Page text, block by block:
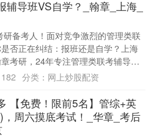
辅导班VS自学？_翰章_上海_
研备考人！面对竞争激烈的管理类联
否正在纠结：报班还是自学？上海
考研，24年专注管理类联考辅导，
你破局！ 考研报辅导班VS自学 ....
182 分类： 网上炒股配资
【免费！限前5名】管综+英
，周六摸底考试！_华章_考后